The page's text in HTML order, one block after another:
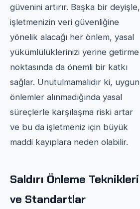
güvenini artırır. Başka bir deyişle,
işletmenizin veri güvenliğine
yönelik alacağı her önlem, yasal
yükümlülüklerinizi yerine getirme
noktasında da önemli bir katkı
sağlar. Unutulmamalıdır ki, uygun
önlemler alınmadığında yasal
süreçlerle karşılaşma riski artar
ve bu da işletmeniz için büyük
maddi kayıplara neden olabilir.
Saldırı Önleme Teknikleri
ve Standartlar